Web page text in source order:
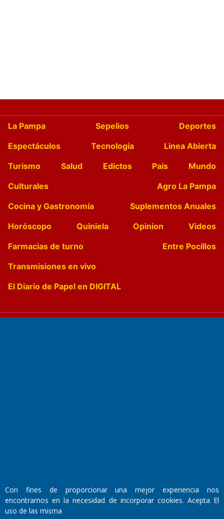
La Pampa Sepelios
Deportes
Espectáculos
Tecnología
Linea Abierta
Turismo
Salud Edictos País
Mundo
Culturales
Agro La Pampa
Cocina y Gastronomía
Suplementos Anuales
Horóscopo
Quiniela Opinion
Videos
Farmacias de turno
Entre Pocillos
Transmisiones en vivo
El Diario de Papel en DIGITAL
Walter René Goñi
Con fines de proporcionar una mejor experiencia nos
encontramos en la necesidad de incorporar cookies. Acepta El
uso de las misma